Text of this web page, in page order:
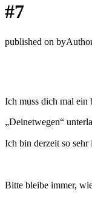
#7
published on by
Ich muss dich mal
„Deinetwegen“
Ich bin derzeit so sehr
Bitte bleibe immer,